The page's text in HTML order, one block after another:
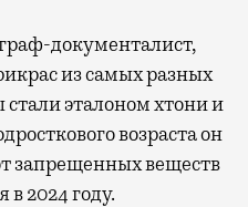
документалист,
из самых разных
стали эталоном хтони и
возраста он
запрещенных веществ
2024 году.